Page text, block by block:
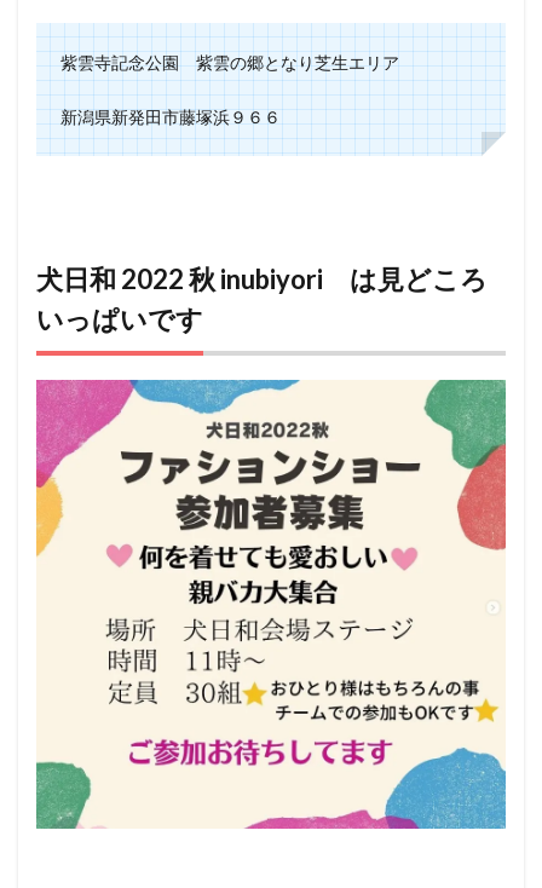
紫雲寺記念公園 紫雲の郷となり芝生エリア
新潟県新発田市藤塚浜９６６
犬日和 2022 秋 inubiyori は見どころ
いっぱいです